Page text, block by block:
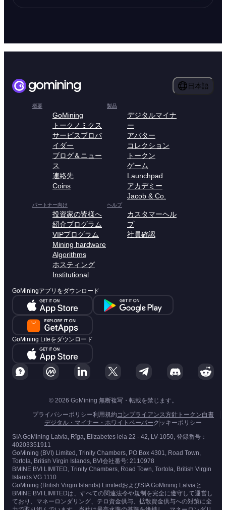
日本語
概要
GoMining
トークノミクス
サービスプロバ
イダー
ブログ＆ニュー
ス
連絡先
Coins
製品
デジタルマイナ
ー
アバター
コレクション
トークン
ゲーム
Launchpad
アカデミー
Jacob & Co.
パートナー向け
投資家の皆様へ
紹介プログラム
VIPプログラム
Mining hardware
Algorithms
ホスティング
Institutional
ヘルプ
カスタマーヘル
プ
社員確認
GoMiningアプリをダウンロード
GoMining Liteをダウンロード
© 2026 GoMining 無断複写・転載を禁じます。
プライバシーポリシー利用規約 コンプライアンス方針 トークン白書
デジタル・マイナー・ホワイトペーパークッキーポリシー
SIA GoMining Latvia, Rīga, Elizabetes iela 22 - 42, LV-1050, 登録番号：
40203351911
GoMining (BVI) Limited, Trinity Chambers, PO Box 4301, Road Town,
Tortola, British Virgin Islands, BVI会社番号: 2110978
BMINE BVI LIMITED, Trinity Chambers, Road Town, Tortola, British Virgin
Islands VG 1110
GoMining (British Virgin Islands) LimitedおよびSIA GoMining Latviaと
BMINE BVI LIMITEDは、すべての関連法令や規制を完全に遵守して運営し
ており、マネーロンダリング、テロ資金供与、拡散資金供与への対策に全